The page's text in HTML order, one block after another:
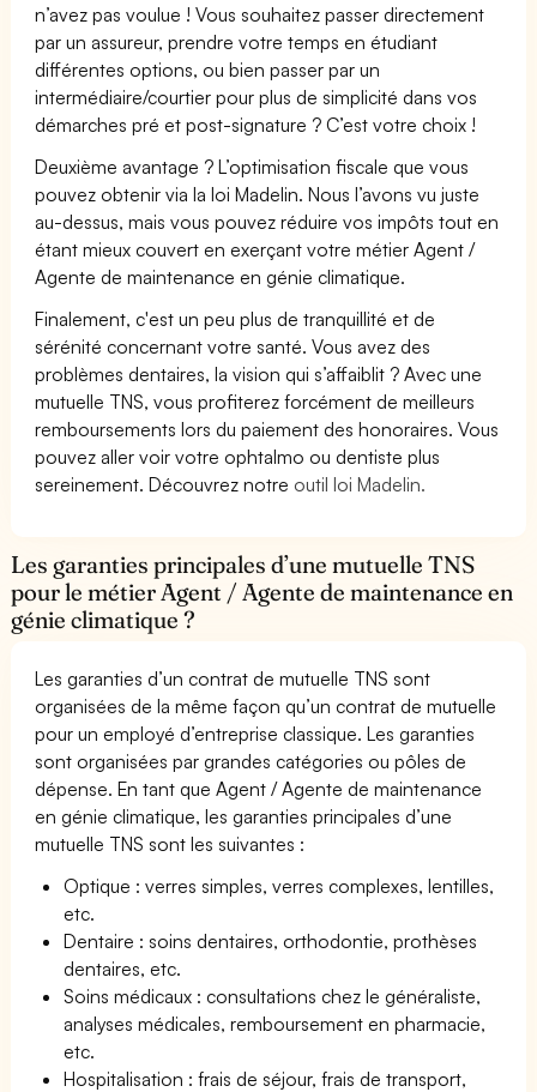
n’avez pas voulue ! Vous souhaitez passer directement
par un assureur, prendre votre temps en étudiant
différentes options, ou bien passer par un
intermédiaire/courtier pour plus de simplicité dans vos
démarches pré et post-signature ? C’est votre choix !
Deuxième avantage ? L’optimisation fiscale que vous
pouvez obtenir via la loi Madelin. Nous l’avons vu juste
au-dessus, mais vous pouvez réduire vos impôts tout en
étant mieux couvert en exerçant votre métier Agent /
Agente de maintenance en génie climatique.
Finalement, c'est un peu plus de tranquillité et de
sérénité concernant votre santé. Vous avez des
problèmes dentaires, la vision qui s’affaiblit ? Avec une
mutuelle TNS, vous profiterez forcément de meilleurs
remboursements lors du paiement des honoraires. Vous
pouvez aller voir votre ophtalmo ou dentiste plus
sereinement. Découvrez notre outil loi Madelin.
Les garanties principales d’une mutuelle TNS
pour le métier Agent / Agente de maintenance en
génie climatique ?
Les garanties d’un contrat de mutuelle TNS sont
organisées de la même façon qu’un contrat de mutuelle
pour un employé d’entreprise classique. Les garanties
sont organisées par grandes catégories ou pôles de
dépense. En tant que Agent / Agente de maintenance
en génie climatique, les garanties principales d’une
mutuelle TNS sont les suivantes :
Optique : verres simples, verres complexes, lentilles,
etc.
Dentaire : soins dentaires, orthodontie, prothèses
dentaires, etc.
Soins médicaux : consultations chez le généraliste,
analyses médicales, remboursement en pharmacie,
etc.
Hospitalisation : frais de séjour, frais de transport,